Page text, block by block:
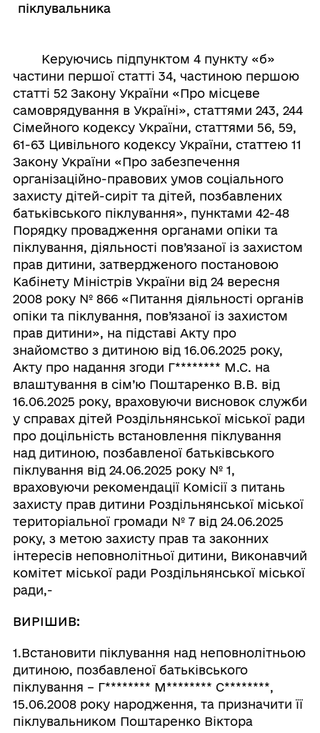
піклувальника
Керуючись підпунктом 4 пункту «б»
частини першої статті 34, частиною першою
статті 52 Закону України «Про місцеве
самоврядування в Україні», статтями 243, 244
Сімейного кодексу України, статтями 56, 59,
61-63 Цивільного кодексу України, статтею 11
Закону України «Про забезпечення
організаційно-правових умов соціального
захисту дітей-сиріт та дітей, позбавлених
батьківського піклування», пунктами 42-48
Порядку провадження органами опіки та
піклування, діяльності пов’язаної із захистом
прав дитини, затвердженого постановою
Кабінету Міністрів України від 24 вересня
2008 року № 866 «Питання діяльності органів
опіки та піклування, пов’язаної із захистом
прав дитини», на підставі Акту про
знайомство з дитиною від 16.06.2025 року,
Акту про надання згоди Г******** М.С. на
влаштування в сім’ю Поштаренко В.В. від
16.06.2025 року, враховуючи висновок служби
у справах дітей Роздільнянської міської ради
про доцільність встановлення піклування
над дитиною, позбавленої батьківського
піклування від 24.06.2025 року № 1,
враховуючи рекомендації Комісії з питань
захисту прав дитини Роздільнянської міської
територіальної громади № 7 від 24.06.2025
року, з метою захисту прав та законних
інтересів неповнолітньої дитини, Виконавчий
комітет міської ради Роздільнянської міської
ради,-
ВИРІШИВ:
1.Встановити піклування над неповнолітньою
дитиною, позбавленої батьківського
піклування – Г******** М******** С********,
15.06.2008 року народження, та призначити її
піклувальником Поштаренко Віктора